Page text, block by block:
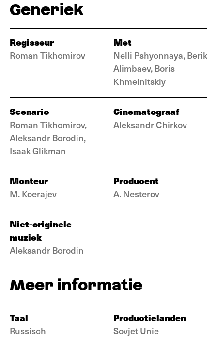
Generiek
Regisseur
Roman Tikhomirov
Met
Nelli Pshyonnaya, Berik
Alimbaev, Boris
Khmelnitskiy
Scenario
Roman Tikhomirov,
Aleksandr Borodin,
Isaak Glikman
Cinematograaf
Aleksandr Chirkov
Monteur
M. Koerajev
Producent
A. Nesterov
Niet-originele
muziek
Aleksandr Borodin
Meer informatie
Taal
Russisch
Productielanden
Sovjet Unie